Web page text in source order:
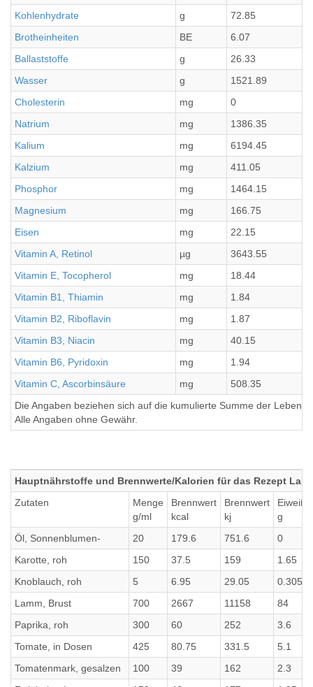
Kohlenhydrate
g 72.85
Brotheinheiten
BE 6.07
Ballaststoffe
g 26.33
Wasser
g 1521.89
Cholesterin
mg 0
Natrium
mg 1386.35
Kalium
mg 6194.45
Kalzium
mg 411.05
Phosphor
mg 1464.15
Magnesium
mg 166.75
Eisen
mg 22.15
Vitamin A, Retinol
µg 3643.55
Vitamin E, Tocopherol
mg 18.44
Vitamin B1, Thiamin
mg 1.84
Vitamin B2, Riboflavin
mg 1.87
Vitamin B3, Niacin
mg 40.15
Vitamin B6, Pyridoxin
mg 1.94
Vitamin C, Ascorbinsäure
mg 508.35
Die Angaben beziehen sich auf die kumulierte Summe der
Alle Angaben ohne Gewähr.
Hauptnährstoffe und Brennwerte/Kalorien für das Rezept
Zutaten
Menge
g/ml
Brennwert
kcal
Brennwert
kj
Eiweiß
g
Öl, Sonnenblumen-
20 179.6 751.6
0
Karotte, roh
150 37.5 159
1.65
Knoblauch, roh
5 6.95 29.05
0.305
Lamm, Brust
700 2667 11158
84
Paprika, roh
300 60 252
3.6
Tomate, in Dosen
425 80.75 331.5
5.1
Tomatenmark, gesalzen
100 39 162
2.3